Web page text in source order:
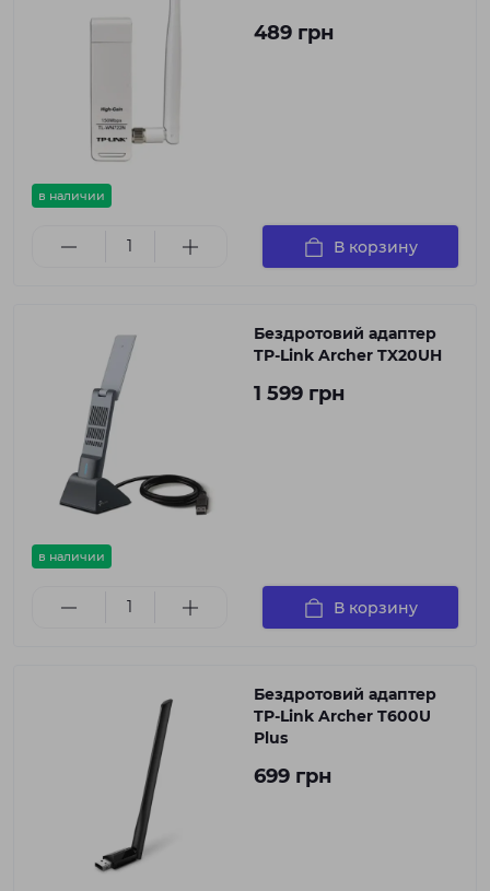
в наличии
489 грн
В корзину
в наличии
Бездротовий адаптер
TP-Link Archer TX20UH
1 599 грн
В корзину
Бездротовий адаптер
TP-Link Archer T600U
Plus
699 грн